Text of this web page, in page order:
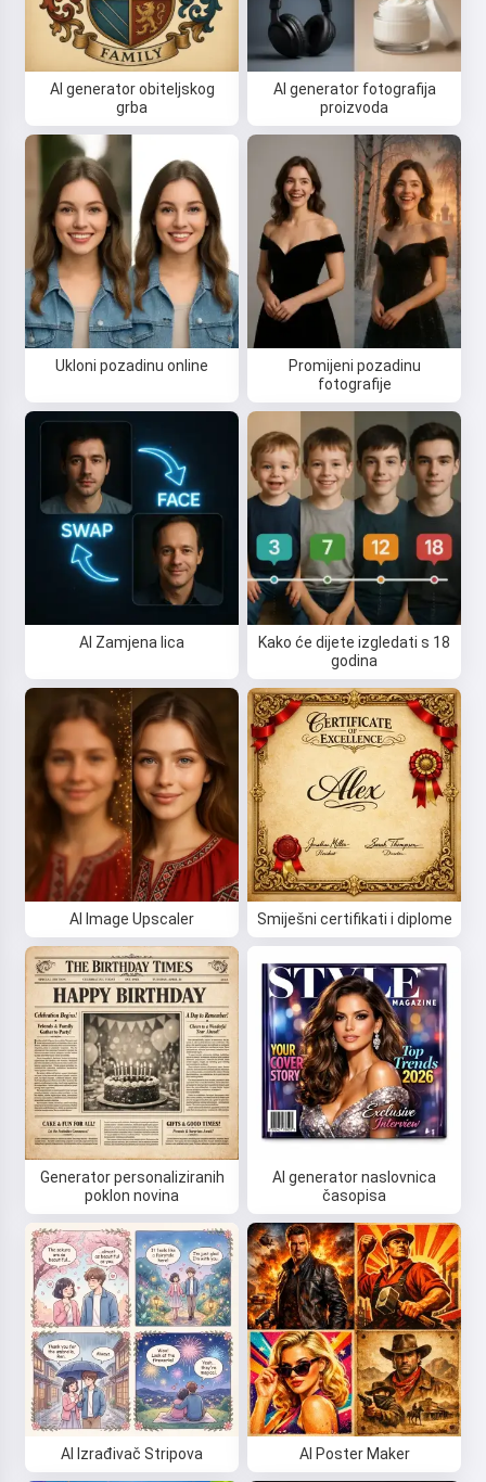
AI generator obiteljskog
grba
AI generator fotografija
proizvoda
Ukloni pozadinu online
Promijeni pozadinu
fotografije
AI Zamjena lica
Kako će dijete izgledati s 18
godina
AI Image Upscaler Smiješni certifikati i diplome
Generator personaliziranih
poklon novina
AI generator naslovnica
časopisa
AI Izrađivač Stripova AI Poster Maker
Prihvaćam: Uvjeti pružanja usluge
Pravila o privatnosti